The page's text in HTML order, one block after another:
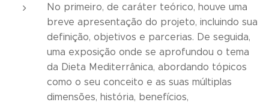
No primeiro, de caráter teórico, houve uma
breve apresentação do projeto, incluindo sua
definição, objetivos e parcerias. De seguida,
uma exposição onde se aprofundou o tema
da Dieta Mediterrânica, abordando tópicos
como o seu conceito e as suas múltiplas
dimensões, história, benefícios,